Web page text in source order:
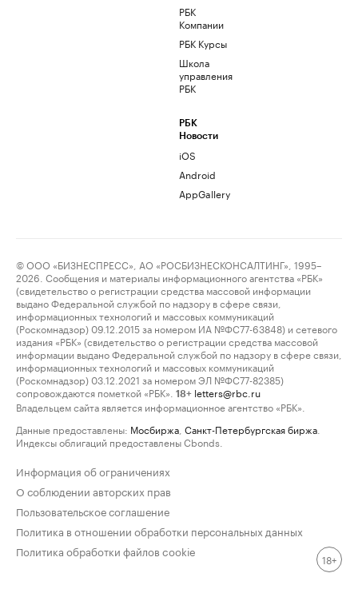
РБК
Компании
РБК Курсы
Школа
управления
РБК
РБК
Новости
iOS
Android
AppGallery
© ООО «БИЗНЕСПРЕСС», АО «РОСБИЗНЕСКОНСАЛТИНГ», 1995–
2026. Сообщения и материалы информационного агентства «РБК»
(свидетельство о регистрации средства массовой информации
выдано Федеральной службой по надзору в сфере связи,
информационных технологий и массовых коммуникаций
(Роскомнадзор) 09.12.2015 за номером ИА №ФС77-63848) и сетевого
издания «РБК» (свидетельство о регистрации средства массовой
информации выдано Федеральной службой по надзору в сфере связи,
информационных технологий и массовых коммуникаций
(Роскомнадзор) 03.12.2021 за номером ЭЛ №ФС77-82385)
сопровождаются пометкой «РБК».
18+ letters@rbc.ru
Владельцем сайта является информационное агентство «РБК».
Данные предоставлены: Мосбиржа Санкт-Петербургская биржа
Индексы облигаций предоставлены Cbonds.
Информация об ограничениях
О соблюдении авторских прав
Пользовательское соглашение
Политика в отношении обработки персональных данных
Политика обработки файлов cookie
18+